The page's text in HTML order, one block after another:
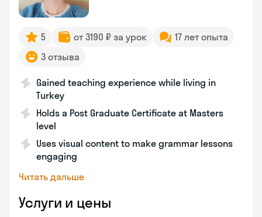
5 от 3190 ₽ за урок
17 лет опыта
3 отзыва
Gained teaching experience while living in
Turkey
Holds a Post Graduate Certificate at Masters
level
Uses visual content to make grammar lessons
engaging
Читать дальше
Услуги и цены